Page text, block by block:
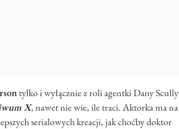
tylko i wyłącznie z roli agentki Dany Scully
X, nawet nie wie, ile traci. Aktorka ma na
serialowych kreacji, jak choćby doktor